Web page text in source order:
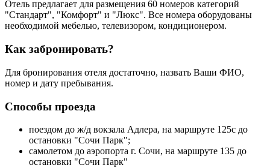
Отель предлагает для размещения 60 номеров категорий
"Стандарт", "Комфорт" и "Люкс". Все номера оборудованы
необходимой мебелью, телевизором, кондиционером.
Как забронировать?
Для бронирования отеля достаточно, назвать Ваши ФИО,
номер и дату пребывания.
Способы проезда
поездом до ж/д вокзала Адлера, на маршруте 125с до
остановки "Сочи Парк";
самолетом до аэропорта г. Сочи, на маршруте 135 до
остановки "Сочи Парк"